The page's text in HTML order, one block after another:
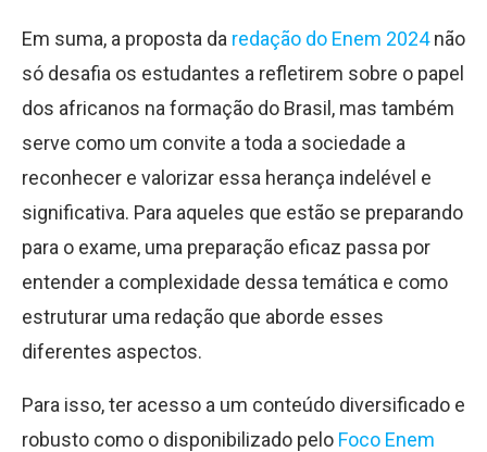
Em suma, a proposta da redação do Enem 2024não
só desafia os estudantes a refletirem sobre o papel
dos africanos na formação do Brasil, mas também
serve como um convite a toda a sociedade a
reconhecer e valorizar essa herança indelével e
significativa. Para aqueles que estão se preparando
para o exame, uma preparação eficaz passa por
entender a complexidade dessa temática e como
estruturar uma redação que aborde esses
diferentes aspectos.
Para isso, ter acesso a um conteúdo diversificado e
robusto como o disponibilizado pelo Foco Enem